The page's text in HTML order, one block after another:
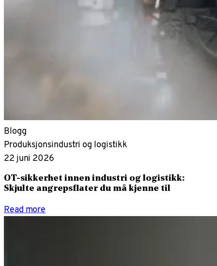
Blogg
Produksjonsindustri og logistikk
22 juni 2026
OT-sikkerhet innen industri og logistikk:
Skjulte angrepsflater du må kjenne til
Read more